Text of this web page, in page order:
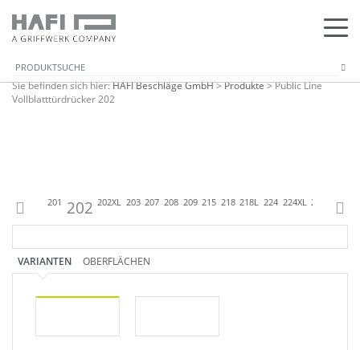
Sie befinden sich hier:HAFI Beschläge GmbH>Produkte>Public Line
Vollblatttürdrücker 202
833 201 202 202XL 203 207 208 209 215 218 218L 224 224XL 225 226
VARIANTEN OBERFLÄCHEN